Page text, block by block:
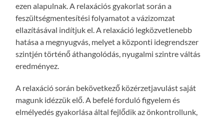
ezen alapulnak. A relaxációs gyakorlat során a
feszültségmentesítési folyamatot a vázizomzat
ellazításával indítjuk el. A relaxáció legközvetlenebb
hatása a megnyugvás, melyet a központi idegrendszer
szintjén történő áthangolódás, nyugalmi szintre váltás
eredményez.
A relaxáció során bekövetkező közérzetjavulást saját
magunk idézzük elő. A befelé forduló figyelem és
elmélyedés gyakorlása által fejlődik az önkontrollunk,